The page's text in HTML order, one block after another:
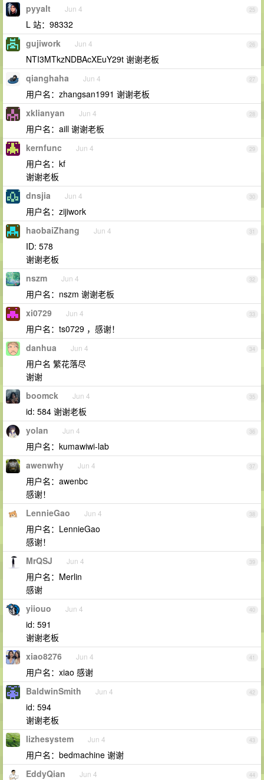
25
pyyalt Jun 4
L 站：98332
26
gujiwork Jun 4
NTI3MTkzNDBAcXEuY29t 谢谢老板
27
qianghaha Jun 4
用户名：zhangsan1991 谢谢老板
28
xklianyan Jun 4
用户名：aill 谢谢老板
29
kernfunc Jun 4
用户名：kf
谢谢老板
30
dnsjia Jun 4
用户名：zijiwork
31
haobaiZhang Jun 4
ID: 578
谢谢老板
32
nszm Jun 4
用户名：nszm 谢谢老板
33
xi0729 Jun 4
用户名：ts0729 ，感谢！
34
danhua Jun 4
用户名 繁花落尽
谢谢
35
boomck Jun 4
id: 584 谢谢老板
36
yolan Jun 4
用户名：kumawiwi-lab
37
awenwhy Jun 4
用户名：awenbc
感谢！
38
LennieGao Jun 4
用户名：LennieGao
感谢！
39
MrQSJ Jun 4
用户名：Merlin
感谢
40
yiiouo Jun 4
id: 591
谢谢老板
41
xiao8276 Jun 4
用户名：xiao 感谢
42
BaldwinSmith Jun 4
id: 594
谢谢老板
43
lizhesystem Jun 4
用户名：bedmachine 谢谢
44
EddyQian Jun 4